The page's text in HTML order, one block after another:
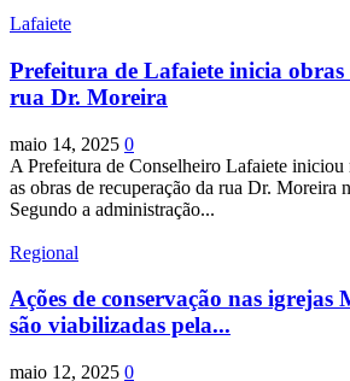
Lafaiete
Prefeitura de Lafaiete inicia obras
rua Dr. Moreira
maio 14, 2025 0
A Prefeitura de Conselheiro Lafaiete iniciou
as obras de recuperação da rua Dr. Moreira
Segundo a administração...
Regional
Ações de conservação nas igrejas
são viabilizadas pela...
maio 12, 2025 0